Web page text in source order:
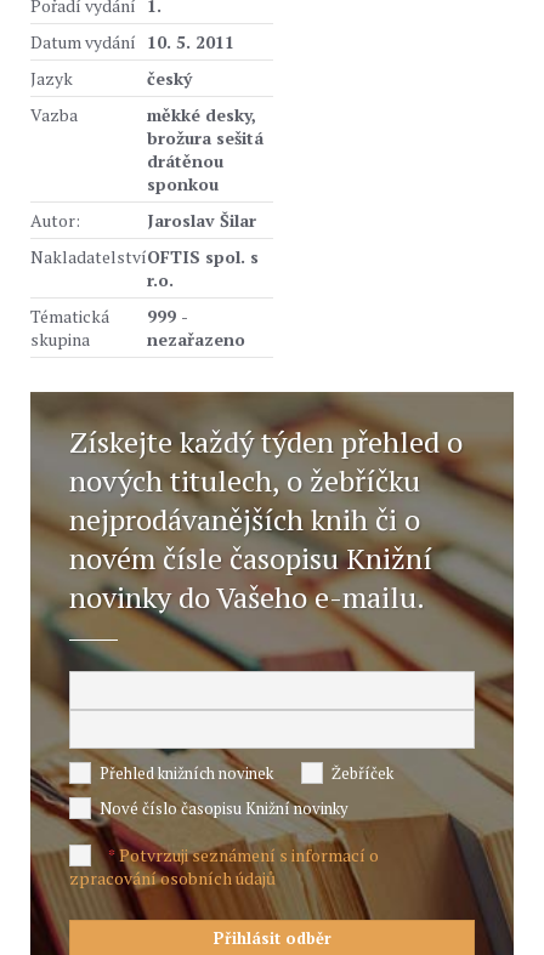
Pořadí vydání 1.
Datum vydání 10. 5. 2011
Jazyk
český
Vazba
měkké desky,
brožura sešitá
drátěnou
sponkou
Autor:
Jaroslav Šilar
NakladatelstvíOFTIS spol. s
r.o.
Tématická
skupina
999 -
nezařazeno
Získejte každý týden přehled o
nových titulech, o žebříčku
nejprodávanějších knih či o
novém čísle časopisu Knižní
novinky do Vašeho e-mailu.
Přehled knižních novinek
Žebříček
Nové číslo časopisu Knižní novinky
*Potvrzuji seznámení s informací o
zpracování osobních údajů